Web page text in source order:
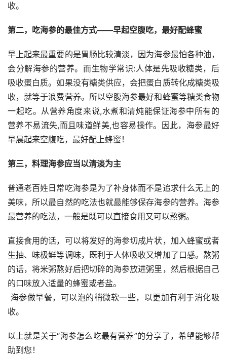
收。
第二，吃海参的最佳方式——早起空腹吃，最好配蜂蜜
早上起来最重要的是胃肠比较清淡，因为海参最怕各种油，
会分解海参的营养。而生物学常识:人体是先吸收糖类，后
吸收蛋白质。如果没有糖类供应，会把蛋白质转化成糖类吸
收，就等于浪费营养。所以空腹海参最好和蜂蜜等糖类食物
一起吃。从营养角度来说,水煮和清炖能保证海参中所有的
营养不易流失,而且味道鲜美,也容易操作。因此，海参最好
早晨起来空腹吃，最好配上蜂蜜！
第三，料理海参应当以清淡为主
普通老百姓日常吃海参是为了补身体而不是追求什么无上的
美味，所以最自然的吃法也就最能够保存海参的营养。海参
最营养的吃法，一般是既可以直接食用又可以熬粥。
直接食用的话，可以将发好的海参切成片状，加入蜂蜜或者
生抽、味极鲜等调味，既利于人体吸收又增加了口感。熬粥
的话，将米粥熬好后把切碎的海参放进粥里，然后根据自己
的口味放入适量的蜂蜜或者盐。
收。
以上就是关于“海参怎么吃最有营养”的分享了，希望能够帮
助到您！